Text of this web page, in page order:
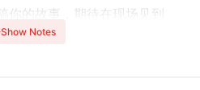
的故事，期待在现场见到
Show Notes